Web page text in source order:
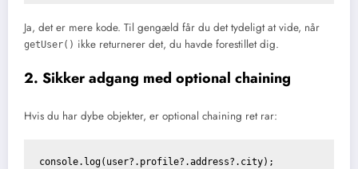
Ja, det er mere kode. Til gengæld får du det tydeligt at vide, når
getUser() ikke returnerer det, du havde forestillet dig.
2. Sikker adgang med optional chaining
Hvis du har dybe objekter, er optional chaining ret rar:
console.log(user?.profile?.address?.city);